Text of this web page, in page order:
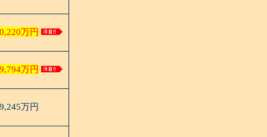
万円
万円
万円